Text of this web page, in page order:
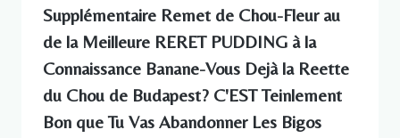
Supplémentaire Remet de Chou-Fleur au
de la Meilleure RERET PUDDING à la
Connaissance Banane-Vous Dejà la Reette
du Chou de Budapest? C'EST Teinlement
Bon que Tu Vas Abandonner Les Bigos